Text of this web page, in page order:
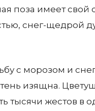
поза имеет свой
снег-щедрой
с морозом и
изящна.
тысячи жестов в